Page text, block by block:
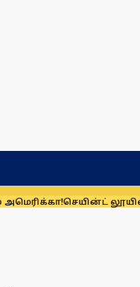
செயின்ட் லூயிஸ்